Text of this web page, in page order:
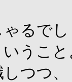
るでし
うこ
つつ